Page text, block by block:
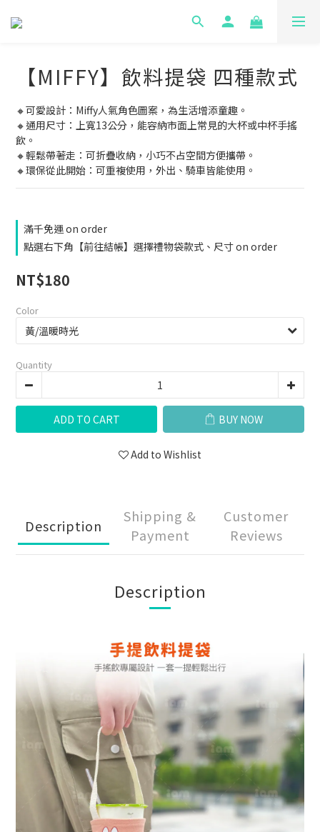
【MIFFY】飲料提袋 四種款式
🔸可愛設計：Miffy人氣角色圖案，為生活增添童趣。
🔸通用尺寸：上寬13公分，能容納市面上常見的大杯或中杯手搖
飲。
🔸輕鬆帶著走：可折疊收納，小巧不占空間方便攜帶。
🔸環保從此開始：可重複使用，外出、騎車皆能使用。
滿千免運 on order
點選右下角【前往結帳】選擇禮物袋款式、尺寸 on order
NT$180
Color
Quantity
ADD TO CART BUY NOW
Add to Wishlist
Description
Shipping &
Payment
Customer
Reviews
Description